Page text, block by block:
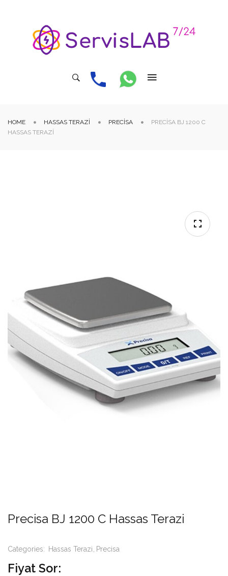
HOME HASSAS TERAZI PRECISA
PRECISA BJ 1200 C
HASSAS TERAZI
Precisa BJ 1200 C Hassas Terazi
Categories: Hassas Terazi Precisa
Fiyat Sor: